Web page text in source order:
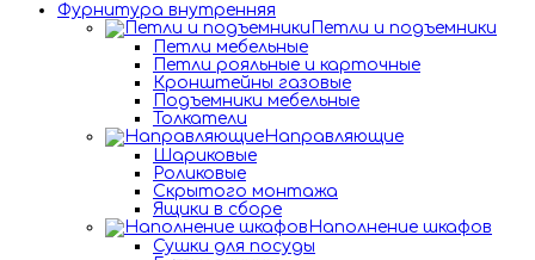
Фурнитура внутренняя
Петли и подъемники
Петли мебельные
Петли рояльные и карточные
Кронштейны газовые
Подъемники мебельные
Толкатели
Направляющие
Шариковые
Роликовые
Скрытого монтажа
Ящики в сборе
Наполнение шкафов
Сушки для посуды